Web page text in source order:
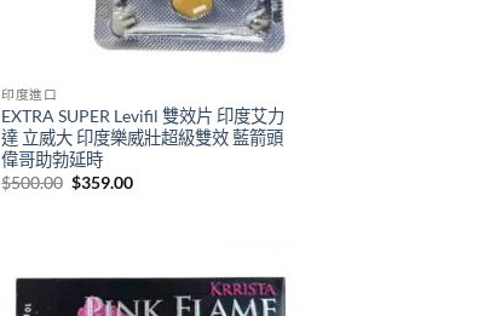
印度進口
EXTRA SUPER Levifil 雙效片 印度艾力
達 立威大 印度樂威壯超級雙效 藍箭頭
偉哥助勃延時
$500.00 Original
$359.00Current